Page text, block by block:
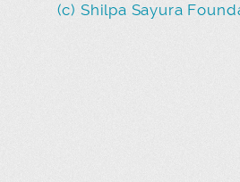
(c) Shilpa Sayura